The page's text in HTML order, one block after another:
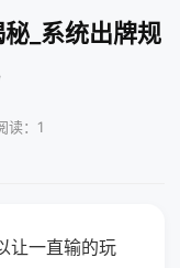
_系统出牌规
读：1
让一直输的玩